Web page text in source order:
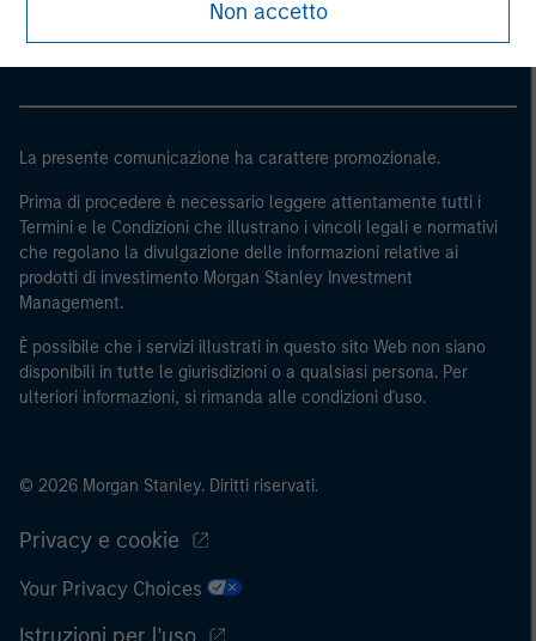
(ii) fatturato netto: EUR 40 milioni o (iii) fondi propri: EUR
2 milioni, che agiscono per proprio conto; o (c) i governi
nazionali e regionali, compresi gli enti pubblici incaricati
della gestione del debito pubblico a livello nazionale o
e sovranazionali come la Banca mondiale, l’FMI, la BCE,
agiscono per proprio conto.
Si osservi che la definizione di Investitore professionale
potrebbe non essere una definizione fornita dall’autorità
web.
Non accetto
La presente comunicazione ha carattere promozionale.
Prima di procedere è necessario leggere attentamente tutti i
Termini e le Condizioni che illustrano i vincoli legali e normativi
che regolano la divulgazione delle informazioni relative ai
prodotti di investimento Morgan Stanley Investment
Management.
È possibile che i servizi illustrati in questo sito Web non siano
disponibili in tutte le giurisdizioni o a qualsiasi persona. Per
ulteriori informazioni, si rimanda alle condizioni d'uso.
© 2026 Morgan Stanley. Diritti riservati.
Privacy e cookie
Your Privacy Choices